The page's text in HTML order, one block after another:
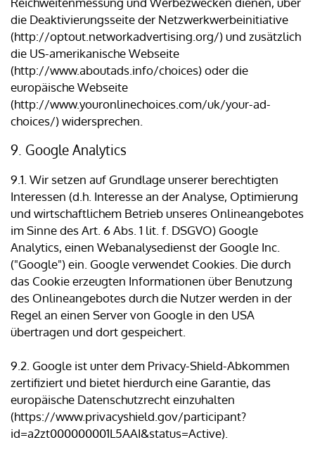
die Deaktivierungsseite der Netzwerkwerbeinitiative
(http://optout.networkadvertising.org/) und zusätzlich
die US-amerikanische Webseite
(http://www.aboutads.info/choices) oder die
europäische Webseite
(http://www.youronlinechoices.com/uk/your-ad-
choices/) widersprechen.
9. Google Analytics
9.1. Wir setzen auf Grundlage unserer berechtigten
Interessen (d.h. Interesse an der Analyse, Optimierung
und wirtschaftlichem Betrieb unseres Onlineangebotes
im Sinne des Art. 6 Abs. 1 lit. f. DSGVO) Google
Analytics, einen Webanalysedienst der Google Inc.
("Google") ein. Google verwendet Cookies. Die durch
das Cookie erzeugten Informationen über Benutzung
des Onlineangebotes durch die Nutzer werden in der
Regel an einen Server von Google in den USA
übertragen und dort gespeichert.
9.2. Google ist unter dem Privacy-Shield-Abkommen
zertifiziert und bietet hierdurch eine Garantie, das
europäische Datenschutzrecht einzuhalten
(https://www.privacyshield.gov/participant?
id=a2zt000000001L5AAI&status=Active).